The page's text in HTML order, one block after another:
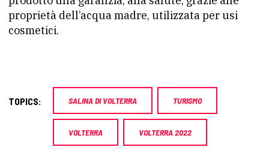
proprietà dell’acqua madre, utilizzata per usi
cosmetici.
TOPICS: SALINA DI VOLTERRA TURISMO
VOLTERRA VOLTERRA 2022